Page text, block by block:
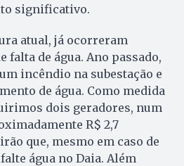
significativo.
atual, já ocorreram
falta de água. Ano passado,
incêndio na subestação e
de água. Como medida
dois geradores, num
R$ 2,7
que, mesmo em caso de
água no Daia. Além